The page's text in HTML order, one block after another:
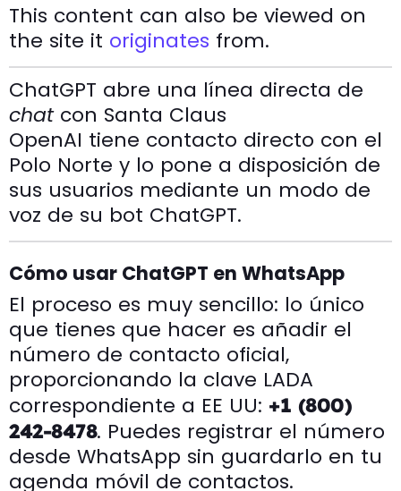
This content can also be viewed on
the site it originates from.
ChatGPT abre una línea directa de
chatcon Santa Claus
OpenAI tiene contacto directo con el
Polo Norte y lo pone a disposición de
sus usuarios mediante un modo de
voz de su bot ChatGPT.
Cómo usar ChatGPT en WhatsApp
El proceso es muy sencillo: lo único
que tienes que hacer es añadir el
número de contacto oficial,
proporcionando la clave LADA
correspondiente a EE UU: +1 (800)
242-8478. Puedes registrar el número
desde WhatsApp sin guardarlo en tu
agenda móvil de contactos.